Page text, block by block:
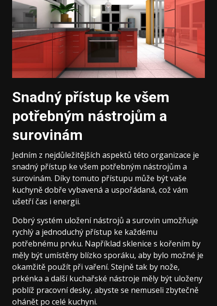
Snadný přístup ke všem
potřebným nástrojům a
surovinám
Jedním z nejdůležitějších aspektů této organizace je
snadný přístup ke všem potřebným nástrojům a
surovinám. Díky tomuto přístupu může být vaše
kuchyně dobře vybavená a uspořádaná, což vám
ušetří čas i energii.
Dobrý systém uložení nástrojů a surovin umožňuje
rychlý a jednoduchý přístup ke každému
potřebnému prvku. Například sklenice s kořením by
měly být umístěny blízko sporáku, aby bylo možné je
okamžitě použít při vaření. Stejně tak by nože,
prkénka a další kuchařské nástroje měly být uloženy
poblíž pracovní desky, abyste se nemuseli zbytečně
ohánět po celé kuchyni.